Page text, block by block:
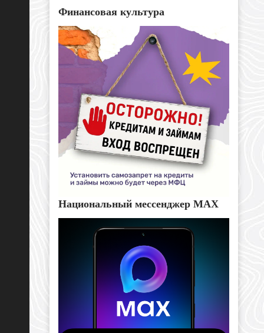
Финансовая культура
Национальный мессенджер MAX